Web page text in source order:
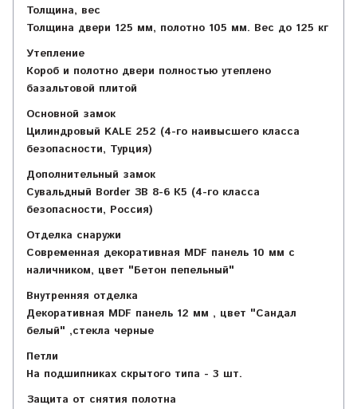
Толщина, вес
Толщина двери 125 мм, полотно 105 мм. Вес до 125 кг
Утепление
Короб и полотно двери полностью утеплено
базальтовой плитой
Основной замок
Цилиндровый KALE 252 (4-го наивысшего класса
безопасности, Турция)
Дополнительный замок
Сувальдный Border ЗВ 8-6 К5 (4-го класса
безопасности, Россия)
Отделка снаружи
Современная декоративная MDF панель 10 мм с
наличником, цвет "Бетон пепельный"
Внутренняя отделка
Декоративная MDF панель 12 мм , цвет "Сандал
белый" ,стекла черные
Петли
На подшипниках скрытого типа - 3 шт.
Защита от снятия полотна